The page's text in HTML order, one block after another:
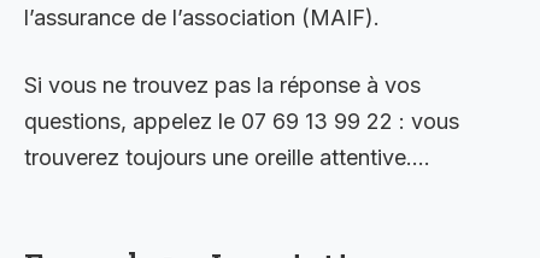
l’assurance de l’association (MAIF).
Si vous ne trouvez pas la réponse à vos
questions, appelez le 07 69 13 99 22 : vous
trouverez toujours une oreille attentive….